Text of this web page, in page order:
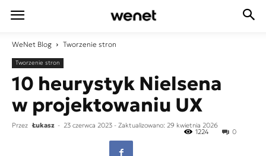
WeNet Blog Tworzenie stron
Tworzenie stron
10 heurystyk Nielsena
w projektowaniu UX
Przez Łukasz - 23 czerwca 2023 - Zaktualizowano: 29 kwietnia 2026
0
1224